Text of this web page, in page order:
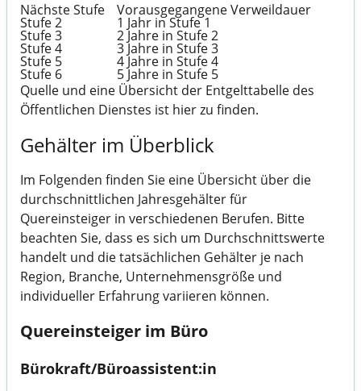
Nächste Stufe
Vorausgegangene Verweildauer
Stufe 2 1 Jahr in Stufe 1
Stufe 3 2 Jahre in Stufe 2
Stufe 4 3 Jahre in Stufe 3
Stufe 5 4 Jahre in Stufe 4
Stufe 6
5 Jahre in Stufe 5
Quelle und eine Übersicht der Entgelttabelle des
Öffentlichen Dienstes ist hier zu finden.
Gehälter im Überblick
Im Folgenden finden Sie eine Übersicht über die
durchschnittlichen Jahresgehälter für
Quereinsteiger in verschiedenen Berufen. Bitte
beachten Sie, dass es sich um Durchschnittswerte
handelt und die tatsächlichen Gehälter je nach
Region, Branche, Unternehmensgröße und
individueller Erfahrung variieren können.
Quereinsteiger im Büro
Bürokraft/Büroassistent:in